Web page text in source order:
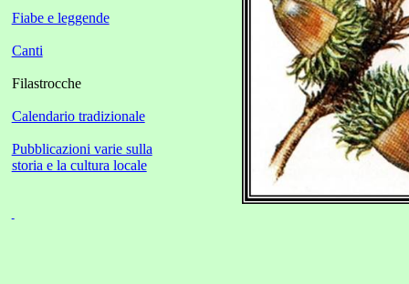
Fiabe e leggende
Canti
Filastrocche
Calendario tradizionale
Pubblicazioni varie sulla
storia e la cultura locale